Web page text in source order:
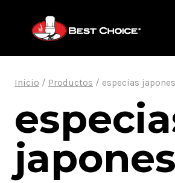
contenido
Inicio / Productos / especias